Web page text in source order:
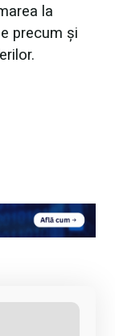
la
precum și